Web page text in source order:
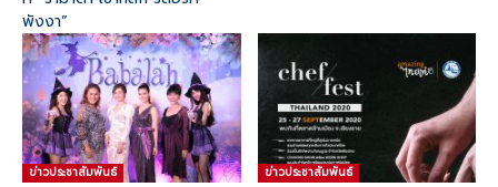
พังงา”
ข่าวประชาสัมพันธ์ ข่าวประชาสัมพันธ์